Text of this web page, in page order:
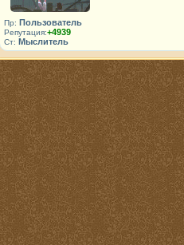
Пр: Пользователь
Репутация:+4939
Ст: Мыслитель